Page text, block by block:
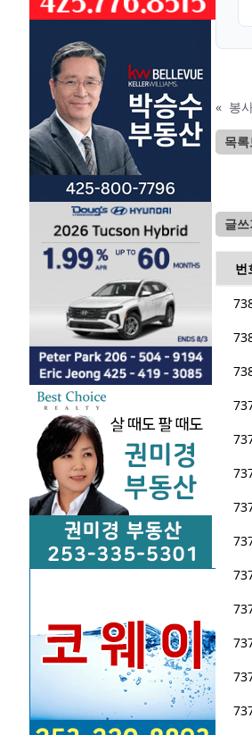
« 봉
목
글쓰
번